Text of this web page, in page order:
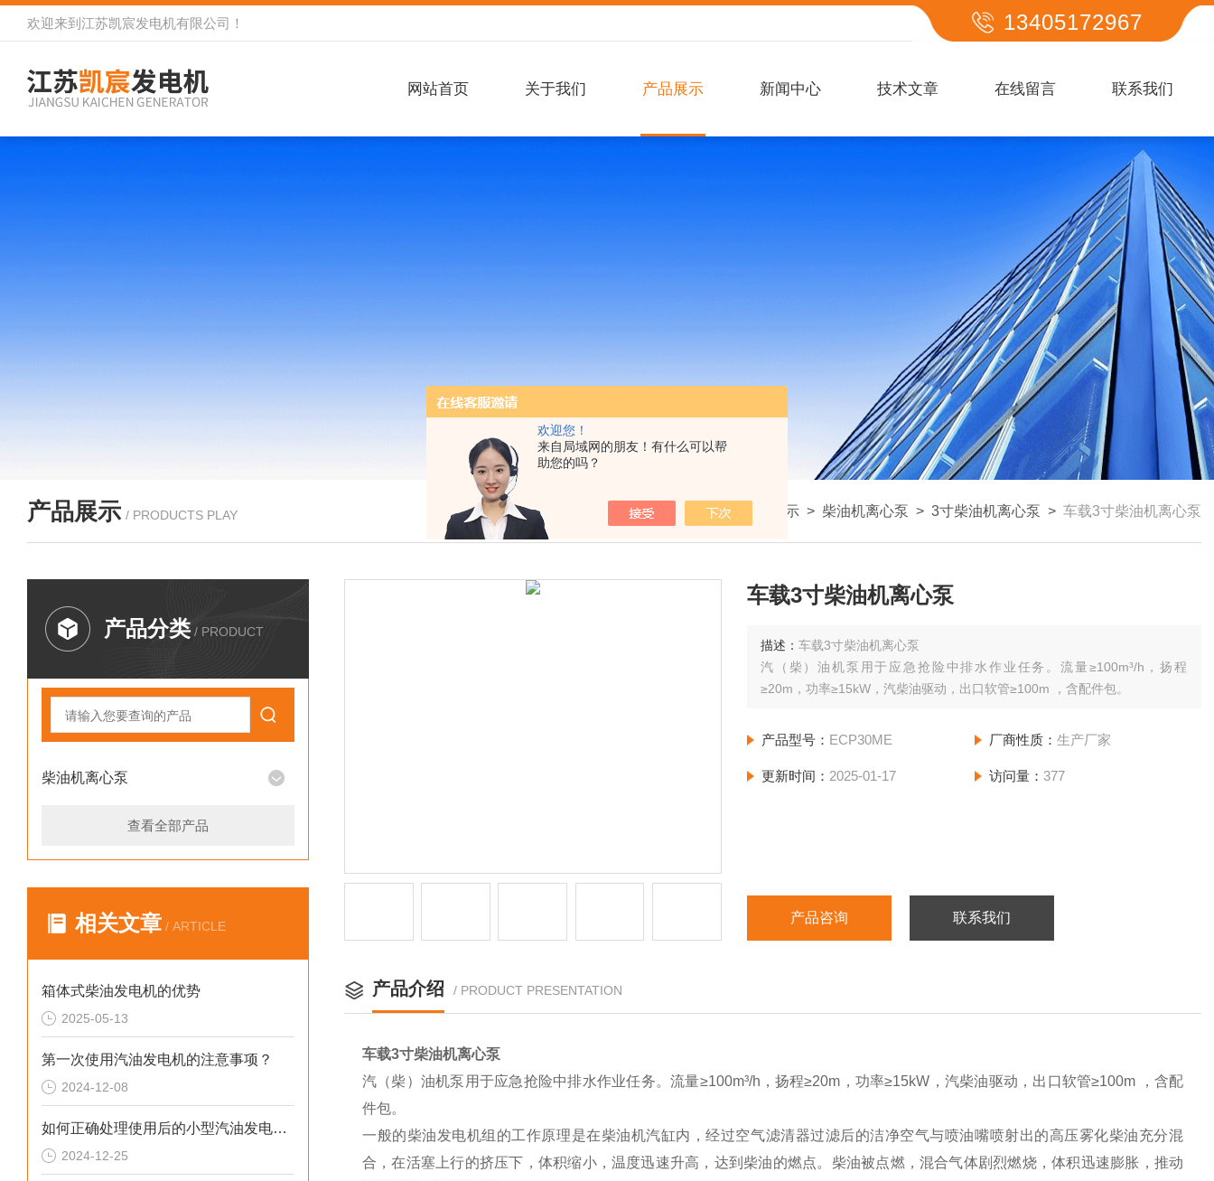
欢迎您！
来自局域网的朋友！有什么可以帮
助您的吗？
欢迎来到 江苏凯宸发电机有限公司 ！ 13405172967
网站首页 关于我们 产品展示 新闻中心 技术文章 在线留言 联系我们
产品展示 / PRODUCTS PLAY 我的位置： 首页> 产品展示 > 柴油机离心泵 > 3寸柴油机离心泵 > 车载3寸柴油机离心泵
产品分类 / PRODUCT
柴油机离心泵
查看全部产品
相关文章 / ARTICLE
箱体式柴油发电机的优势
2025-05-13
第一次使用汽油发电机的注意事项？
2024-12-08
如何正确处理使用后的小型汽油发电机？
2024-12-25
车载3寸柴油机离心泵
描述：车载3寸柴油机离心泵
汽（柴）油机泵用于应急抢险中排水作业任务。流量≥100m³/h，扬程
≥20m，功率≥15kW，汽柴油驱动，出口软管≥100m ，含配件包。
产品型号： ECP30ME 厂商性质： 生产厂家
更新时间： 2025-01-17 访问量： 377
产品咨询 联系我们
产品介绍 / PRODUCT PRESENTATION
车载3寸柴油机离心泵
汽（柴）油机泵用于应急抢险中排水作业任务。流量≥100m³/h，扬程≥20m，功率≥15kW，汽柴油驱动，出口软管≥100m ，含配
件包。
一般的柴油发电机组的工作原理是在柴油机汽缸内，经过空气滤清器过滤后的洁净空气与喷油嘴喷射出的高压雾化柴油充分混
合，在活塞上行的挤压下，体积缩小，温度迅速升高，达到柴油的燃点。柴油被点燃，混合气体剧烈燃烧，体积迅速膨胀，推动